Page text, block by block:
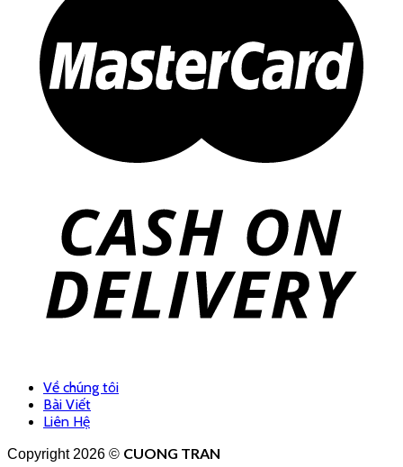
Về chúng tôi
Bài Viết
Liên Hệ
Copyright 2026 © CUONG TRAN